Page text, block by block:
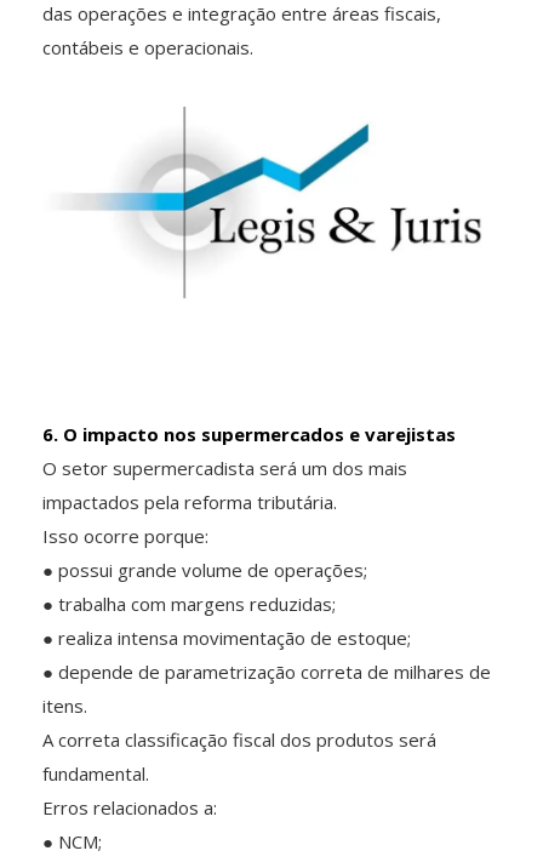
das operações e integração entre áreas fiscais,
contábeis e operacionais.
6. O impacto nos supermercados e varejistas
O setor supermercadista será um dos mais
impactados pela reforma tributária.
Isso ocorre porque:
● possui grande volume de operações;
● trabalha com margens reduzidas;
● realiza intensa movimentação de estoque;
● depende de parametrização correta de milhares de
itens.
A correta classificação fiscal dos produtos será
fundamental.
Erros relacionados a:
● NCM;